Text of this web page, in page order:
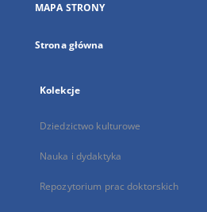
karcie
MAPA STRONY
Strona główna
Kolekcje
Dziedzictwo kulturowe
Nauka i dydaktyka
Repozytorium prac doktorskich